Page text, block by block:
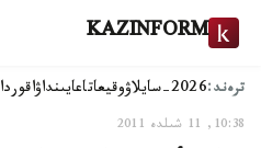
KAZINFORM
ترەند:2026-سايلاۋ وقيعاتاعايىنداۋاقوردا
10:38, 11 شىلدە 2011